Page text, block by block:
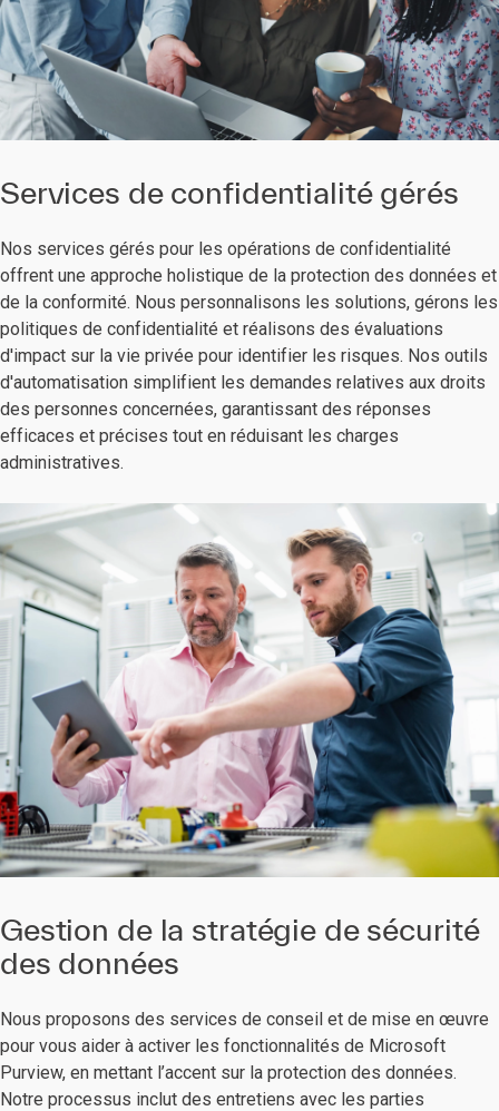
Services de confidentialité gérés
Nos services gérés pour les opérations de confidentialité
offrent une approche holistique de la protection des données et
de la conformité. Nous personnalisons les solutions, gérons les
politiques de confidentialité et réalisons des évaluations
d'impact sur la vie privée pour identifier les risques. Nos outils
d'automatisation simplifient les demandes relatives aux droits
des personnes concernées, garantissant des réponses
efficaces et précises tout en réduisant les charges
administratives.
Gestion de la stratégie de sécurité
des données
Nous proposons des services de conseil et de mise en œuvre
pour vous aider à activer les fonctionnalités de Microsoft
Purview, en mettant l’accent sur la protection des données.
Notre processus inclut des entretiens avec les parties